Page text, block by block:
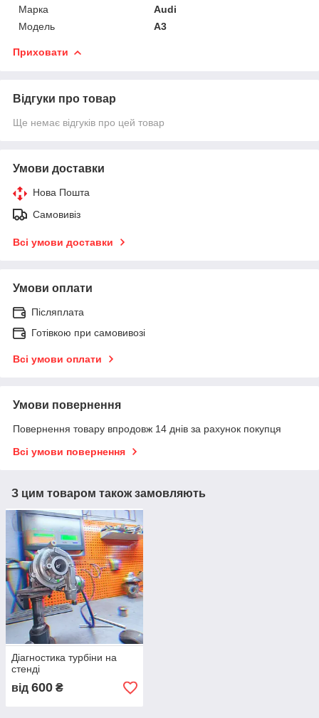
Марка
Audi
Модель
A3
Приховати
Відгуки про товар
Ще немає відгуків про цей товар
Умови доставки
Нова Пошта
Самовивіз
Всі умови доставки
Умови оплати
Післяплата
Готівкою при самовивозі
Всі умови оплати
Умови повернення
Повернення товару впродовж 14 днів за рахунок покупця
Всі умови повернення
З цим товаром також замовляють
Діагностика турбіни на
стенді
від 600 ₴